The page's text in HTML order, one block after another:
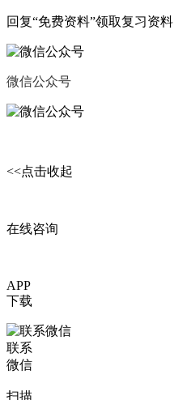
回复“免费资料”领取复习资料
微信公众号
<<点击收起
在线咨询
APP
下载
联系
微信
扫描